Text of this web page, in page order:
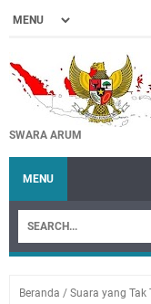
SWARA ARUM
MENU
Beranda / Suara yang Tak